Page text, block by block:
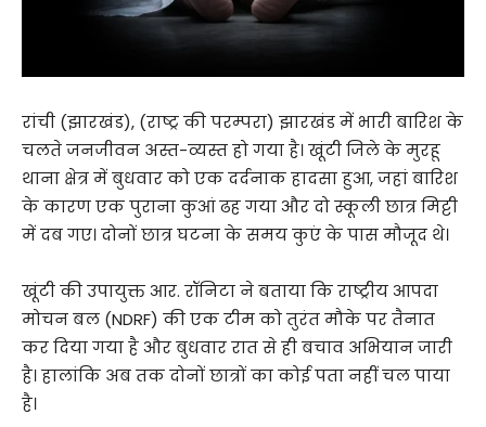
रांची (झारखंड), (राष्ट्र की परम्परा) झारखंड में भारी बारिश के
चलते जनजीवन अस्त-व्यस्त हो गया है। खूंटी जिले के मुरहू
थाना क्षेत्र में बुधवार को एक दर्दनाक हादसा हुआ, जहां बारिश
के कारण एक पुराना कुआं ढह गया और दो स्कूली छात्र मिट्टी
में दब गए। दोनों छात्र घटना के समय कुएं के पास मौजूद थे।
खूंटी की उपायुक्त आर. रॉनिटा ने बताया कि राष्ट्रीय आपदा
मोचन बल (NDRF) की एक टीम को तुरंत मौके पर तैनात
कर दिया गया है और बुधवार रात से ही बचाव अभियान जारी
है। हालांकि अब तक दोनों छात्रों का कोई पता नहीं चल पाया
है।